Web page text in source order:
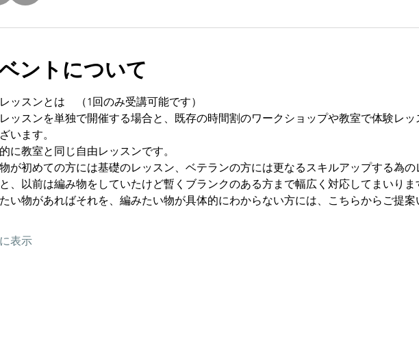
ントについて
ッスンとは　（1回のみ受講可能です）
ッスンを単独で開催する場合と、既存の時間割のワークショップや教室で体験レ
います。
に教室と同じ自由レッスンです。
が初めての方には基礎のレッスン、ベテランの方には更なるスキルアップする為
、以前は編み物をしていたけど暫くブランクのある方まで幅広く対応してまいりま
い物があればそれを、編みたい物が具体的にわからない方には、こちらからご提案
表示